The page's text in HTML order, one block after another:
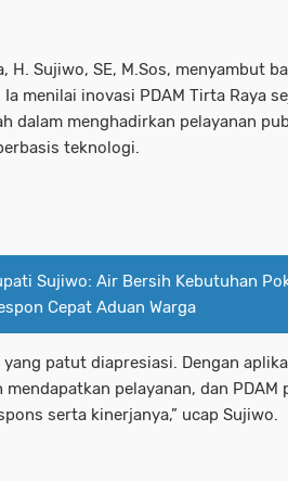
H. Sujiwo, SE, M.Sos, menyambut
menilai inovasi PDAM Tirta Raya
dalam menghadirkan pelayanan
teknologi.
Sujiwo: Air Bersih Kebutuhan
Cepat Aduan Warga
yang patut diapresiasi. Dengan
mendapatkan pelayanan, dan PDAM
serta kinerjanya,” ucap Sujiwo.